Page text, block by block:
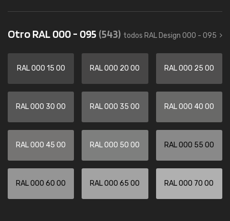
Otro RAL 000 - 095 (543) todos RAL Design 000 - 095
RAL 000 15 00 RAL 000 20 00 RAL 000 25 00
RAL 000 30 00 RAL 000 35 00 RAL 000 40 00
RAL 000 45 00 RAL 000 50 00 RAL 000 55 00
RAL 000 60 00 RAL 000 65 00 RAL 000 70 00